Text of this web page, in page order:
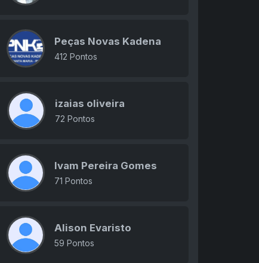
Peças Novas Kadena
412 Pontos
izaias oliveira
72 Pontos
Ivam Pereira Gomes
71 Pontos
Alison Evaristo
59 Pontos